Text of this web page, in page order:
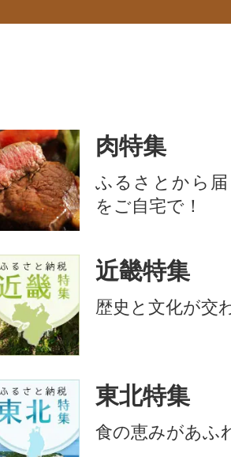
肉特集
ふるさとから
をご自宅で！
近畿特集
歴史と文化が交
東北特集
食の恵みがあふ